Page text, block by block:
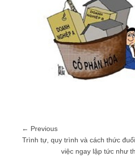
← Previous
Trình tự, quy trình và cách thức
việc ngay lập tức như